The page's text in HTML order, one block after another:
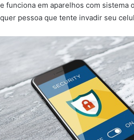
funciona em aparelhos com sistema
pessoa que tente invadir seu